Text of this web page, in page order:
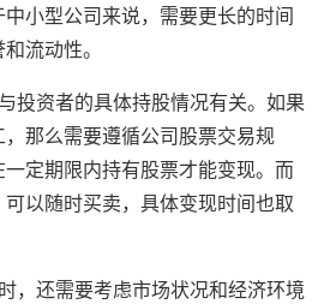
小型公司来说，需要更长的时间
流动性。
投资者的具体持股情况有关。如果
那么需要遵循公司股票交易规
定期限内持有股票才能变现。而
以随时买卖，具体变现时间也取
，还需要考虑市场状况和经济环境